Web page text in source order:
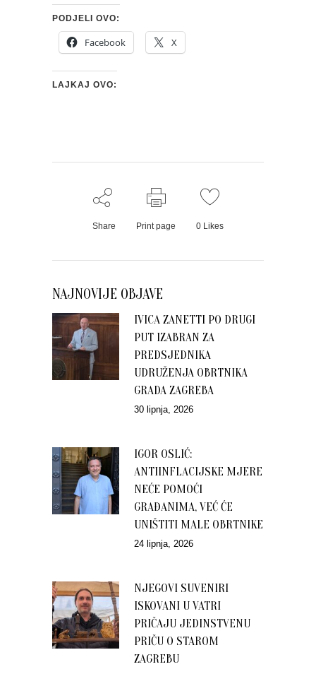
PODJELI OVO:
Facebook X
LAJKAJ OVO:
Share Print page 0 Likes
NAJNOVIJE OBJAVE
IVICA ZANETTI PO DRUGI
PUT IZABRAN ZA
PREDSJEDNIKA
UDRUŽENJA OBRTNIKA
GRADA ZAGREBA
30 lipnja, 2026
IGOR OSLIĆ:
ANTIINFLACIJSKE MJERE
NEĆE POMOĆI
GRAĐANIMA, VEĆ ĆE
UNIŠTITI MALE OBRTNIKE
24 lipnja, 2026
NJEGOVI SUVENIRI
ISKOVANI U VATRI
PRIČAJU JEDINSTVENU
PRIČU O STAROM
ZAGREBU